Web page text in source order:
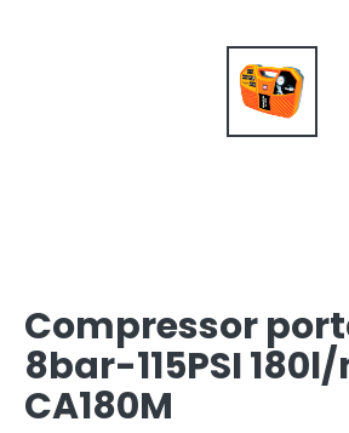
Compressor
8bar-115PSI
CA180M